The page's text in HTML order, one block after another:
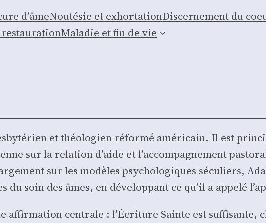
d’âmeNou­té­sie et exhor­ta­tionDis­cer­ne­ment du
res­tau­ra­tionMala­die et fin de vie
et théo­lo­gien réfor­mé amé­ri­cain. Il est
sur la rela­tion d’aide et l’accompagnement
sur les modèles psy­cho­lo­giques sécu­liers,
soin des âmes, en déve­lop­pant ce qu’il a appe­lé
affir­ma­tion cen­trale : l’Écriture Sainte est